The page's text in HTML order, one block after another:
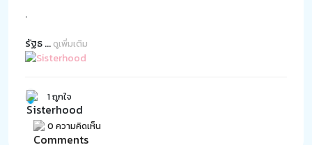
.
รัฐธ... ดูเพิ่มเติม
1 ถูกใจ
0 ความคิดเห็น